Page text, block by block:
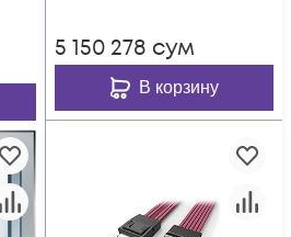
5 150 278 сум
В корзину